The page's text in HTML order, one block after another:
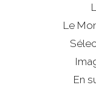
Le
En